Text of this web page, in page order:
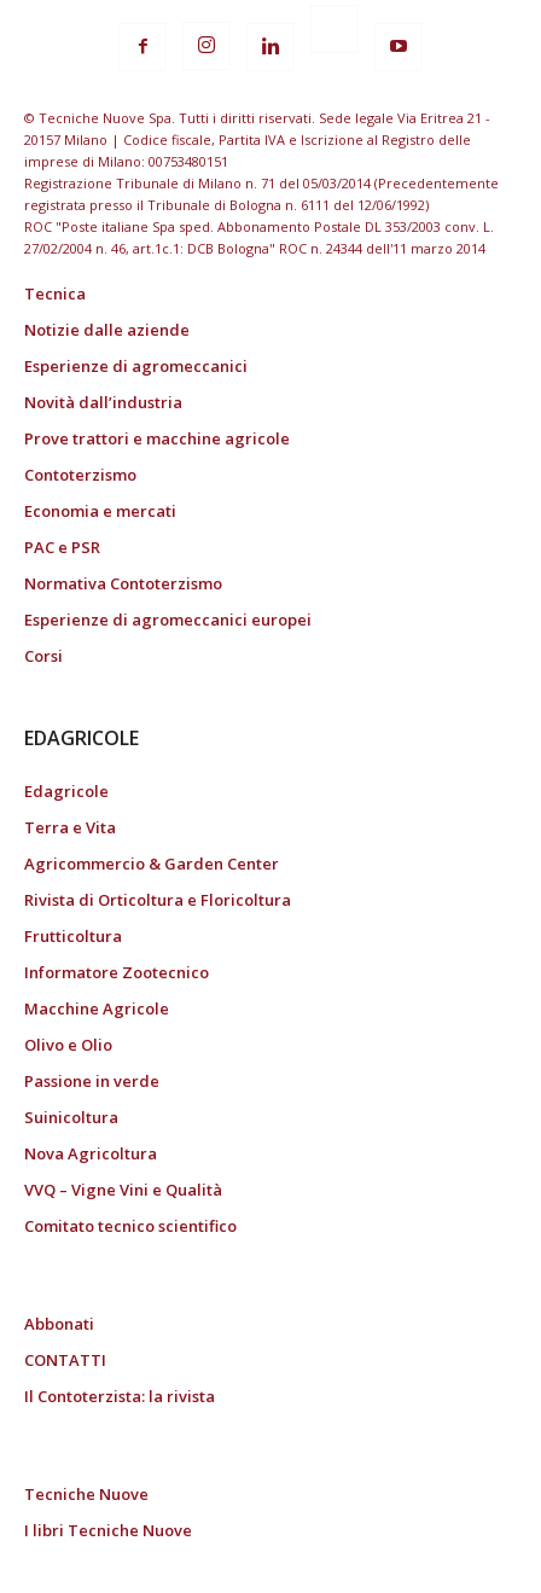
© Tecniche Nuove Spa. Tutti i diritti riservati. Sede legale Via Eritrea 21 -
20157 Milano | Codice fiscale, Partita IVA e Iscrizione al Registro delle
imprese di Milano: 00753480151
Registrazione Tribunale di Milano n. 71 del 05/03/2014 (Precedentemente
registrata presso il Tribunale di Bologna n. 6111 del 12/06/1992)
ROC "Poste italiane Spa sped. Abbonamento Postale DL 353/2003 conv. L.
27/02/2004 n. 46, art.1c.1: DCB Bologna" ROC n. 24344 dell'11 marzo 2014
Tecnica
Notizie dalle aziende
Esperienze di agromeccanici
Novità dall’industria
Prove trattori e macchine agricole
Contoterzismo
Economia e mercati
PAC e PSR
Normativa Contoterzismo
Esperienze di agromeccanici europei
Corsi
EDAGRICOLE
Edagricole
Terra e Vita
Agricommercio & Garden Center
Rivista di Orticoltura e Floricoltura
Frutticoltura
Informatore Zootecnico
Macchine Agricole
Olivo e Olio
Passione in verde
Suinicoltura
Nova Agricoltura
VVQ – Vigne Vini e Qualità
Comitato tecnico scientifico
Abbonati
CONTATTI
Il Contoterzista: la rivista
Tecniche Nuove
I libri Tecniche Nuove